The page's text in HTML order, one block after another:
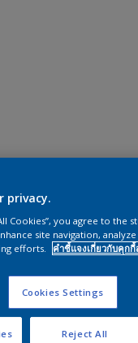
privacy.
Cookies”, you agree to the
site navigation, analyze
efforts.
คำชี้แจงเกี่ยวกับคุก
Cookies Settings
Reject All